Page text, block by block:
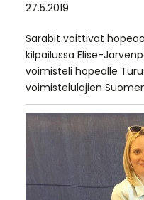
27.5.2019
Sarabit voittivat
kilpailussa Elise-
voimisteli hopealle
voimistelulajien